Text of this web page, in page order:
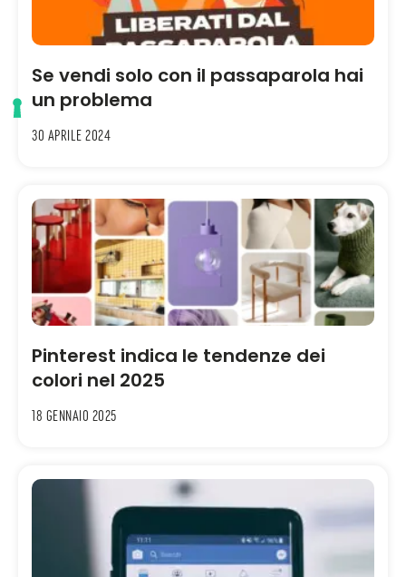
Se vendi solo con il passaparola hai
un problema
30 Aprile 2024
Pinterest indica le tendenze dei
colori nel 2025
18 Gennaio 2025